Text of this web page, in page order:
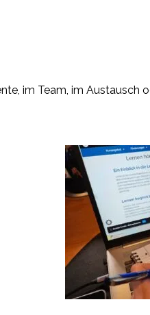
im Team, im Austausch